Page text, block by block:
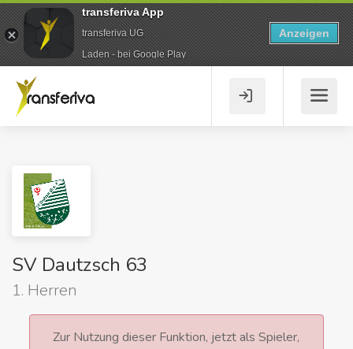
SV Dautzsch 63
1. Herren
Zur Nutzung dieser Funktion, jetzt als Spieler,
transferiva App
transferiva UG
Laden - bei Google Play
Anzeigen